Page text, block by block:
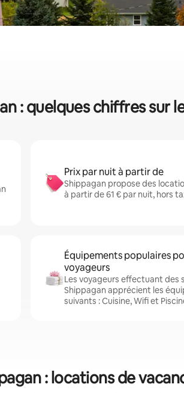
: quelques chiffres sur
Prix par nuit à partir de
Shippagan propose des
à partir de 61 € par nuit, hors
Équipements populaires
voyageurs
Les voyageurs effectuant des
Shippagan apprécient les
suivants : Cuisine, Wifi et
: locations de